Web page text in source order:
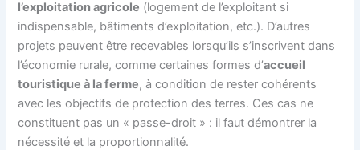
l’exploitation agricole (logement de l’exploitant si
indispensable, bâtiments d’exploitation, etc.). D’autres
projets peuvent être recevables lorsqu’ils s’inscrivent dans
l’économie rurale, comme certaines formes d’accueil
touristique à la ferme, à condition de rester cohérents
avec les objectifs de protection des terres. Ces cas ne
constituent pas un « passe-droit » : il faut démontrer la
nécessité et la proportionnalité.